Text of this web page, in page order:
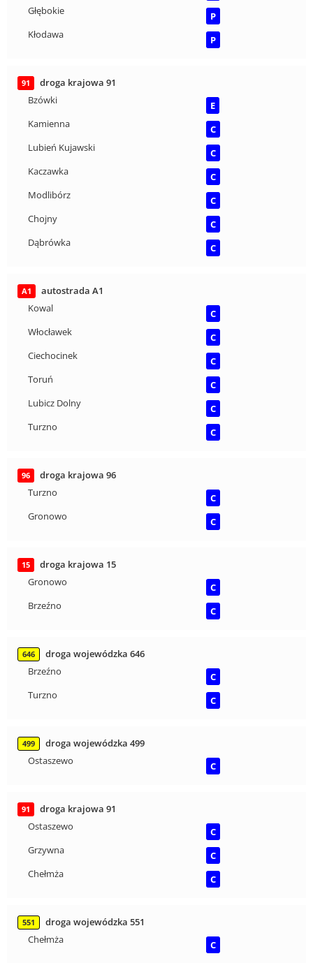
Głębokie
P
Kłodawa
P
91
droga krajowa 91
Bzówki
E
Kamienna
C
Lubień Kujawski
C
Kaczawka
C
Modlibórz
C
Chojny
C
Dąbrówka
C
A1
autostrada A1
Kowal
C
Włocławek
C
Ciechocinek
C
Toruń
C
Lubicz Dolny
C
Turzno
C
96
droga krajowa 96
Turzno
C
Gronowo
C
15
droga krajowa 15
Gronowo
C
Brzeźno
C
646
droga wojewódzka 646
Brzeźno
C
Turzno
C
499
droga wojewódzka 499
Ostaszewo
C
91
droga krajowa 91
Ostaszewo
C
Grzywna
C
Chełmża
C
551
droga wojewódzka 551
Chełmża
C